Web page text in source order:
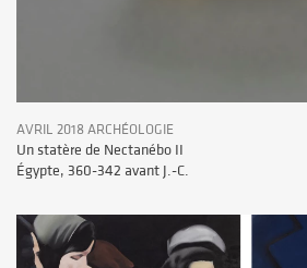
AVRIL 2018 ARCHÉOLOGIE
Un statère de Nectanébo II
Égypte, 360-342 avant J.-C.